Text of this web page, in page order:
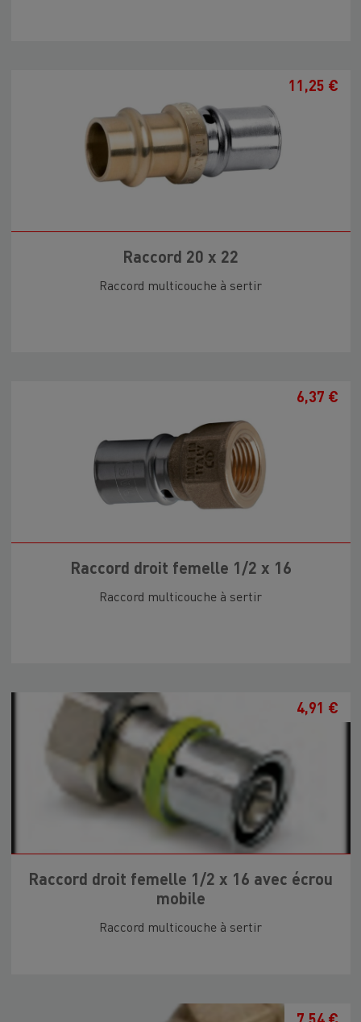
11,25 €
Raccord 20 x 22
Raccord multicouche à sertir
6,37 €
Raccord droit femelle 1/2 x 16
Raccord multicouche à sertir
4,91 €
Raccord droit femelle 1/2 x 16 avec écrou
mobile
Raccord multicouche à sertir